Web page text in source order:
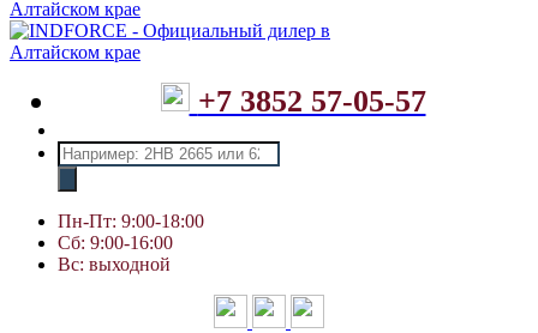
+7 3852 57-05-57
Поиск
товаров
Пн-Пт: 9:00-18:00
Сб: 9:00-16:00
Вс: выходной